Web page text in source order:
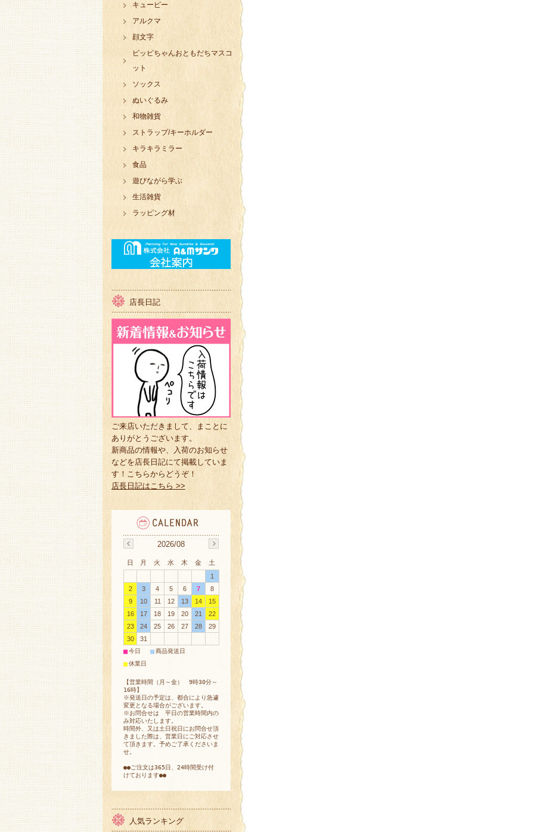
キューピー
アルクマ
顔文字
ピッピちゃんおともだちマスコ
ット
ソックス
ぬいぐるみ
和物雑貨
ストラップ/キーホルダー
キラキラミラー
食品
遊びながら学ぶ
生活雑貨
ラッピング材
店長日記
ご来店いただきまして、まことに
ありがとうございます。
新商品の情報や、入荷のお知らせ
などを店長日記にて掲載していま
す！こちらからどうぞ！
店長日記はこちら >>
2026/08
日 月 火 水 木 金
土
1
2
3 4 5 6 7
8
9
10 11 12 13 14
15
16
17 18 19 20 21
22
23
24 25 26 27 28
29
30
31
■今日 ■商品発送日
■休業日
【営業時間（月～金） 9時30分～
16時】
※発送日の予定は、都合により急遽
変更となる場合がございます。
※お問合せは 平日の営業時間内の
み対応いたします。
時間外、又は土日祝日にお問合せ頂
きました際は、営業日にご対応させ
て頂きます。予めご了承くださいま
せ。
●●ご注文は365日、24時間受け付
けております●●
人気ランキング